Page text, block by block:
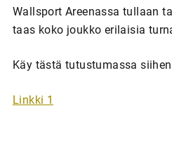
Wallsport Areenassa tullaan
taas koko joukko erilaisia
Käy tästä tutustumassa
Linkki 1